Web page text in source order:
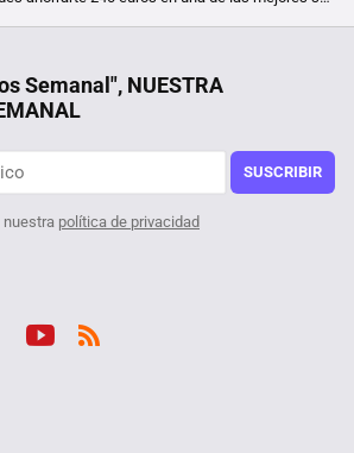
Querían superar Halo 3 de la forma más difícil posible, y lo consiguieron logrando además un récord que se antoja imposible hasta para los más hábiles
Semanal", NUESTRA
SUSCRIBIR
nuestra política de privacidad